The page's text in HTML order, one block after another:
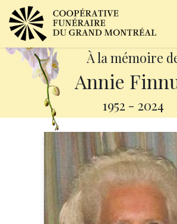
À la mémoire
Annie
1952 - 2024